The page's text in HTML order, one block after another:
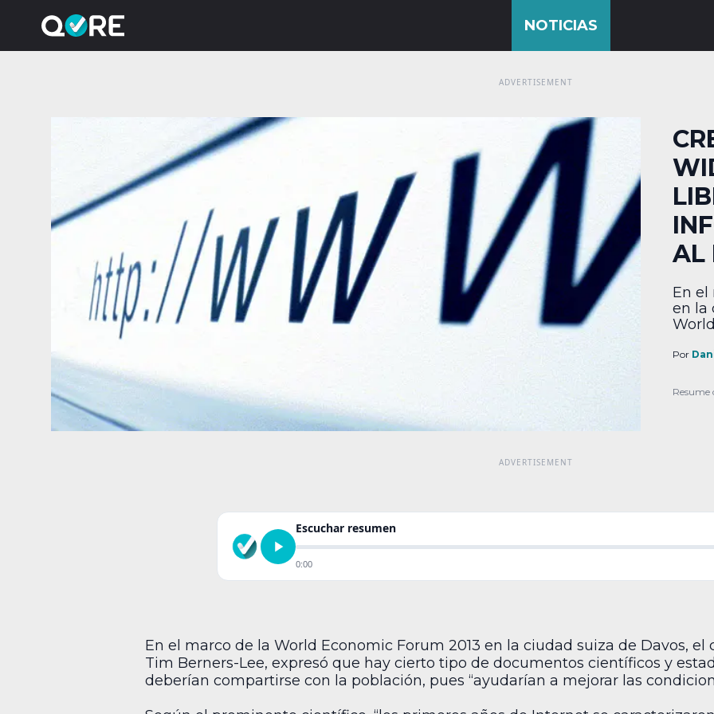
AL
En el
en la
el
Por
Resume
Escuchar resumen
0:00
En el marco de la World Economic Forum 2013 en la ciudad suiza de Davos,
Tim Berners-Lee, expresó que hay cierto tipo de documentos científicos y
deberían compartirse con la población, pues “ayudarían a mejorar las